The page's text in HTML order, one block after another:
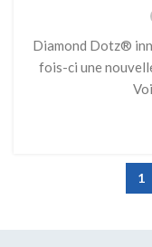
Diamond Dotz®
fois-ci une
1